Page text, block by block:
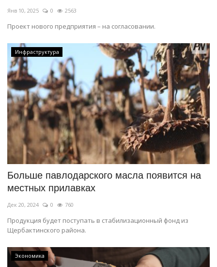
Янв 10, 2025 0 2563
Проект нового предприятия – на согласовании.
Инфраструктура
Больше павлодарского масла появится на
местных прилавках
Дек 20, 2024 0 760
Продукция будет поступать в стабилизационный фонд из
Щербактинского района.
Экономика